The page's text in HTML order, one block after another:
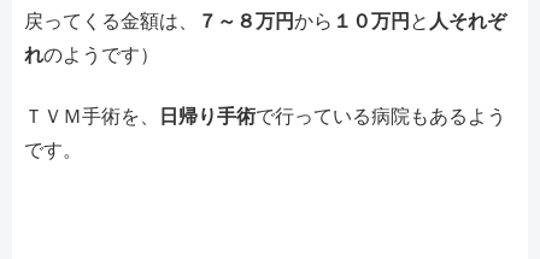
戻ってくる金額は、
７～８万円から １０万円 と 人それぞ
れのようです）
ＴＶＭ手術を、 日帰り手術で行っている病院もあるよう
です。